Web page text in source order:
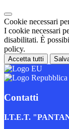
Cookie necessari
I cookie necessari
disabilitati. È
policy.
Accetta tutti
Contatti
I.T.E.T.